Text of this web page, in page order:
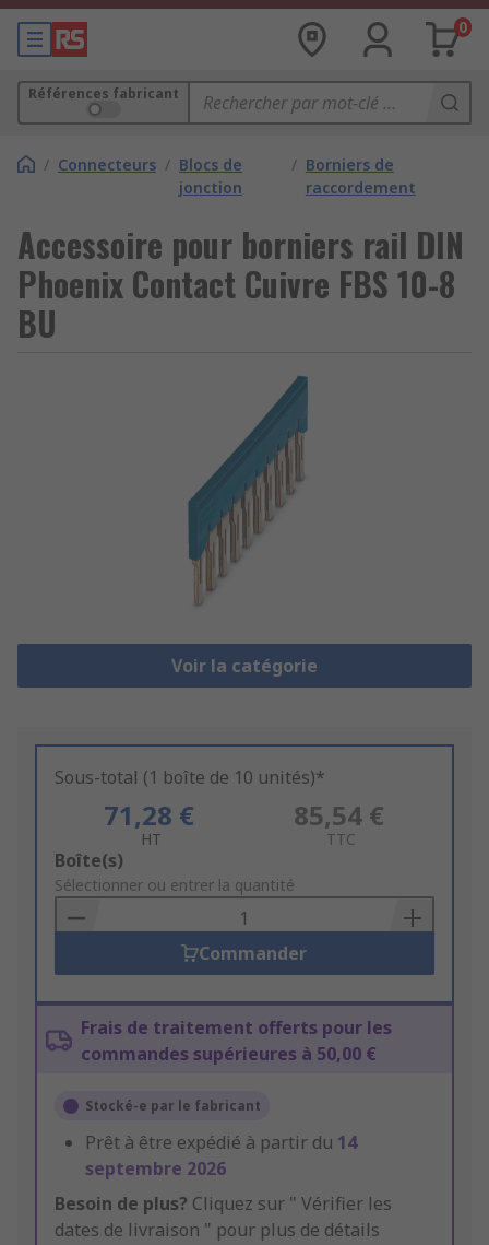
0
Références fabricant
/ Connecteurs / Blocs de
jonction
/ Borniers de
raccordement
Accessoire pour borniers rail DIN
Phoenix Contact Cuivre FBS 10-8
BU
Voir la catégorie
Sous-total (1 boîte de 10 unités)*
71,28 €
HT
85,54 €
TTC
Add
to
Basket
Boîte(s)
Sélectionner ou entrer la quantité
Commander
Frais de traitement offerts pour les
commandes supérieures à 50,00 €
Stocké-e par le fabricant
Prêt à être expédié à partir du 14
septembre 2026
Besoin de plus? Cliquez sur " Vérifier les
dates de livraison " pour plus de détails